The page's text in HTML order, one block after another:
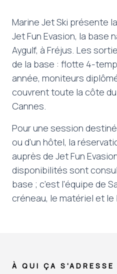
Marine Jet Ski présente
Jet Fun Evasion, la base
Aygulf, à Fréjus. Les
de la base : flotte 4-
année, moniteurs
couvrent toute la côte
Cannes.
Pour une session
ou d'un hôtel, la
auprès de Jet Fun
disponibilités sont
base ; c'est l'équipe de
créneau, le matériel et le
À QUI ÇA S'ADRESSE